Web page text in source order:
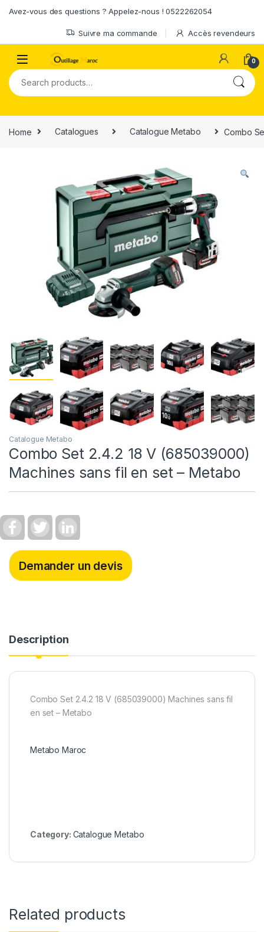
Avez-vous des questions ? Appelez-nous ! 0522262054
Suivre ma commande Accès revendeurs
0
Search for:
Home Catalogues Catalogue Metabo Combo
Catalogue Metabo
Combo Set 2.4.2 18 V (685039000)
Machines sans fil en set – Metabo
c
e
b
o
o
i
t
e
r
n
k
d
I
Demander un devis
Description
Combo Set 2.4.2 18 V (685039000) Machines sans fil
en set – Metabo
Metabo Maroc
Category: Catalogue Metabo
Related products